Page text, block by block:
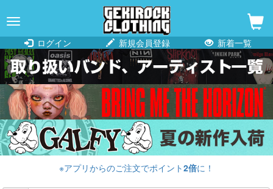
navigation
ログイン
新規会員登録 新着一覧
※アプリからのご注文でポイント2倍に！